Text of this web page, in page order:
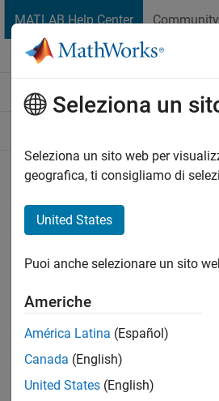
MATLAB Help Center Community
Seleziona un
Seleziona un sito web per
geografica, ti consigliamo di
United States
Puoi anche selezionare un sito
Americhe
América Latina (Español)
Canada (English)
United States (English)